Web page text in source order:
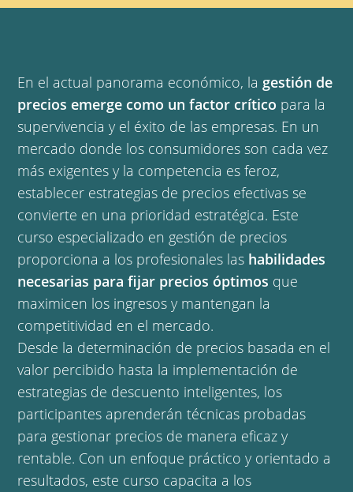
En el actual panorama económico, la gestión de
precios emerge como un factor crítico para la
supervivencia y el éxito de las empresas. En un
mercado donde los consumidores son cada vez
más exigentes y la competencia es feroz,
establecer estrategias de precios efectivas se
convierte en una prioridad estratégica. Este
curso especializado en gestión de precios
proporciona a los profesionales las habilidades
necesarias para fijar precios óptimos que
maximicen los ingresos y mantengan la
competitividad en el mercado.
Desde la determinación de precios basada en el
valor percibido hasta la implementación de
estrategias de descuento inteligentes, los
participantes aprenderán técnicas probadas
para gestionar precios de manera eficaz y
rentable. Con un enfoque práctico y orientado a
resultados, este curso capacita a los